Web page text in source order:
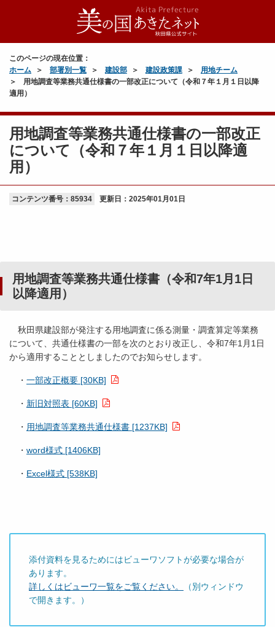
このページの現在位置：
ホーム
部署別一覧 建設部 建設政策課
用地チーム
用地調査等業務共通仕様書の一部改正について（令和７年１月１日以降
適用）
用地調査等業務共通仕様書の一部改正
について（令和７年１月１日以降適
用）
コンテンツ番号：85934 更新日： 2025年01月01日
用地調査等業務共通仕様書（令和7年1月1日
以降適用）
秋田県建設部が発注する用地調査に係る測量・調査算定等業務
について、共通仕様書の一部を次のとおり改正し、令和7年1月1日
から適用することとしましたのでお知らせします。
・ 一部改正概要 [30KB]
・ 新旧対照表 [60KB]
・ 用地調査等業務共通仕様書 [1237KB]
・ word様式 [1406KB]
・ Excel様式 [538KB]
添付資料を見るためにはビューワソフトが必要な場合が
あります。
詳しくはビューワ一覧をご覧ください。
（別ウィンドウ
で開きます。）